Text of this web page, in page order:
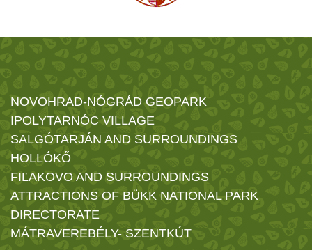
NOVOHRAD-NÓGRÁD GEOPARK
IPOLYTARNÓC VILLAGE
SALGÓTARJÁN AND SURROUNDINGS
HOLLÓKŐ
FIĽAKOVO AND SURROUNDINGS
ATTRACTIONS OF BÜKK NATIONAL PARK
DIRECTORATE
MÁTRAVEREBÉLY- SZENTKÚT